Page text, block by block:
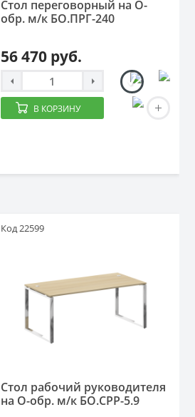
Стол переговорный на О-
обр. м/к БО.ПРГ-240
56 470 руб.
В КОРЗИНУ
Код 22599
Стол рабочий руководителя
на О-обр. м/к БО.СРР-5.9